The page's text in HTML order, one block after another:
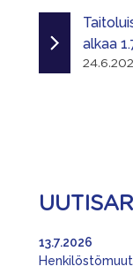
alkaa
13.7.2026